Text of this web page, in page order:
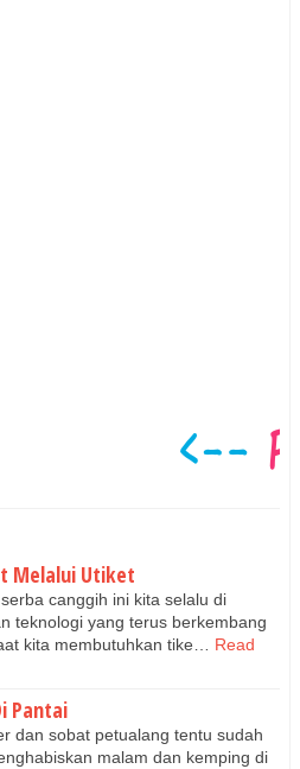
Melalui Utiket
canggih ini kita selalu di
teknologi yang terus berkembang
kita membutuhkan tike…
Read
Pantai
dan sobat petualang tentu sudah
malam dan kemping di